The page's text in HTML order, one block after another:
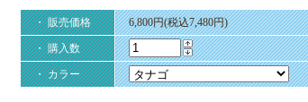
・ 販売価格 6,800円(税込7,480円)
・ 購入数
・ カラー